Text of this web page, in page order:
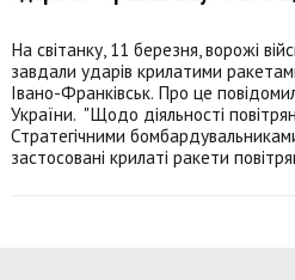
На світанку, 11 березня, ворожі
завдали ударів крилатими
Івано-Франківськ. Про це
України. "Щодо діяльності
Стратегічними
застосовані крилаті ракети